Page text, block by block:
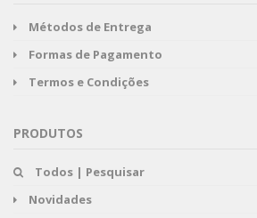
Métodos de Entrega
Formas de Pagamento
Termos e Condições
PRODUTOS
Todos | Pesquisar
Novidades